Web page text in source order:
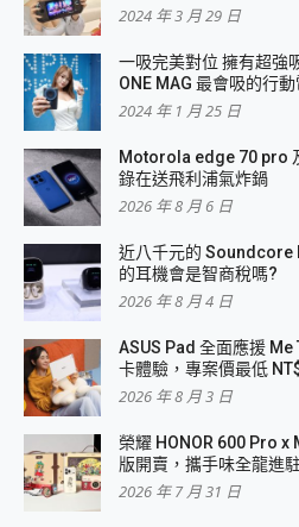
2024 年 3 月 29 日
一吸完美對位 擁有超強
ONE MAG 最會吸的行
2024 年 1 月 25 日
Motorola edge 70 pro
錄在送飛利浦氣炸鍋
2026 年 8 月 6 日
近八千元的 Soundcore
的耳機會是智商稅嗎?
2026 年 8 月 4 日
ASUS Pad 全面應援
卡體驗，專案價最低
2026 年 8 月 3 日
榮耀 HONOR 600 Pro x
版開賣，攜手味全龍進
2026 年 7 月 31 日